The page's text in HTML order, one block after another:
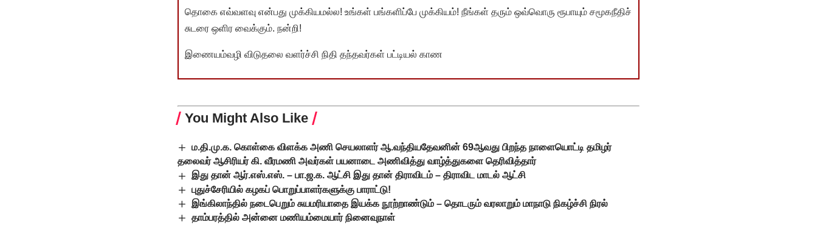
தொகை எவ்வளவு என்பது முக்கியமல்ல! உங்கள் பங்களிப்பே முக்கியம்! நீங்கள் தரும் ஒவ்வொரு ரூபாயும் சமூகநீதிச்
சுடரை ஒளிர வைக்கும். நன்றி!
இணையம்வழி விடுதலை வளர்ச்சி நிதி தந்தவர்கள் பட்டியல் காண
You Might Also Like
ம.தி.மு.க. கொள்கை விளக்க அணி செயலாளர் ஆ.வந்தியதேவனின் 69ஆவது பிறந்த நாளையொட்டி தமிழர்
தலைவர் ஆசிரியர் கி. வீரமணி அவர்கள் பயனாடை அணிவித்து வாழ்த்துகளை தெரிவித்தார்
இது தான் ஆர்.எஸ்.எஸ். – பா.ஜ.க. ஆட்சி இது தான் திராவிடம் – திராவிட மாடல் ஆட்சி
புதுச்சேரியில் கழகப் பொறுப்பாளர்களுக்கு பாராட்டு!
இங்கிலாந்தில் நடைபெறும் சுயமரியாதை இயக்க நூற்றாண்டும் – தொடரும் வரலாறும் மாநாடு நிகழ்ச்சி நிரல்
தாம்பரத்தில் அன்னை மணியம்மையார் நினைவுநாள்